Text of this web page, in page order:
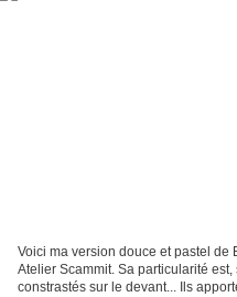
Voici ma version douce et pastel
Atelier Scammit. Sa particularité
constrastés sur le devant... Ils